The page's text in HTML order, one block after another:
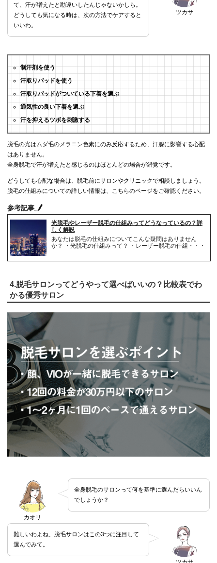
ツカサ
て、汗が増えたと勘違いしたんじゃないかしら。
どうしても気になる時は、次の方法でケアすると
いいわ。
制汗剤を使う
汗取りパッドを使う
汗取りパッドがついている下着を選ぶ
通気性の良い下着を選ぶ
汗を抑えるツボを刺激する
脱毛の光はムダ毛のメラニン色素にのみ反応するため、汗腺に影響する心配
はありません。
全身脱毛で汗が増えたと感じるのはほとんどの場合が錯覚です。
どうしても心配な場合は、脱毛前にサロンやクリニックで相談しましょう。
脱毛の仕組みについての詳しい情報は、こちらのページをご確認ください。
参考記事
光脱毛やレーザー脱毛の仕組みってどうなっているの？詳
しく解説
あなたは脱毛の仕組みについてこんな疑問はありません
か？ ・光脱毛の仕組みって？ ・レーザー脱毛の仕組・・・
4.脱毛サロンってどうやって選べばいいの？比較表でわ
かる優秀サロン
カオリ
全身脱毛のサロンって何を基準に選んだらいいん
でしょうか？
難しいわよね、脱毛サロンはこの3つに注目して
選んでみて。